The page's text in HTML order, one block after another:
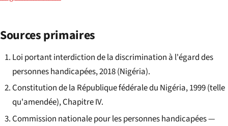
Sources primaires
Loi portant interdiction de la discrimination à l'égard des
personnes handicapées, 2018 (Nigéria).
Constitution de la République fédérale du Nigéria, 1999 (telle
qu'amendée), Chapitre IV.
Commission nationale pour les personnes handicapées —